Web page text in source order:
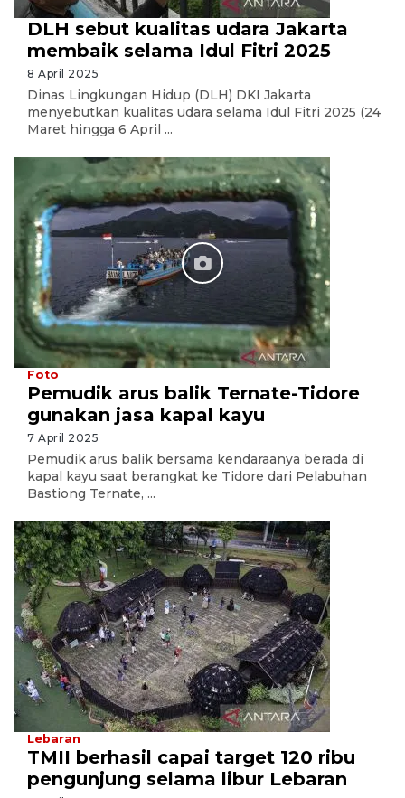
DLH sebut kualitas udara Jakarta
membaik selama Idul Fitri 2025
8 April 2025
Dinas Lingkungan Hidup (DLH) DKI Jakarta
menyebutkan kualitas udara selama Idul Fitri 2025 (24
Maret hingga 6 April ...
Foto
Pemudik arus balik Ternate-Tidore
gunakan jasa kapal kayu
7 April 2025
Pemudik arus balik bersama kendaraanya berada di
kapal kayu saat berangkat ke Tidore dari Pelabuhan
Bastiong Ternate, ...
Lebaran
TMII berhasil capai target 120 ribu
pengunjung selama libur Lebaran